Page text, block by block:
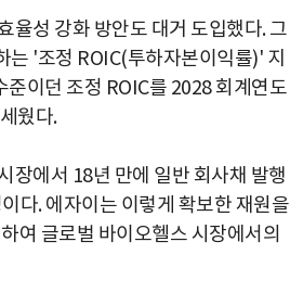
율성 강화 방안도 대거 도입했다. 그
는 '조정 ROIC(투하자본이익률)' 지
이던 조정 ROIC를 2028 회계연도
웠다.
장에서 18년 만에 일반 회사채 발행
다. 에자이는 이렇게 확보한 재원을
여 글로벌 바이오헬스 시장에서의